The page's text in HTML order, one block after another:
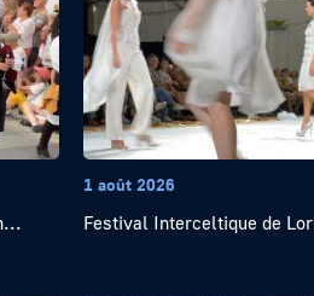
1 août 2026
Festival Interceltique de